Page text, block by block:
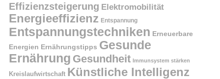
Effizienzsteigerung Elektromobilität
Energieeffizienz Entspannung
Entspannungstechniken Erneuerbare
Energien Ernährungstipps Gesunde
Ernährung Gesundheit Immunsystem stärken
Kreislaufwirtschaft Künstliche Intelligenz